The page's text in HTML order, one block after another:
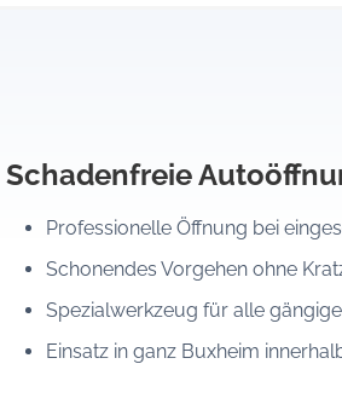
Schadenfreie
Professionelle Öffnung bei
Schonendes Vorgehen ohne
Spezialwerkzeug für alle
Einsatz in ganz Buxheim